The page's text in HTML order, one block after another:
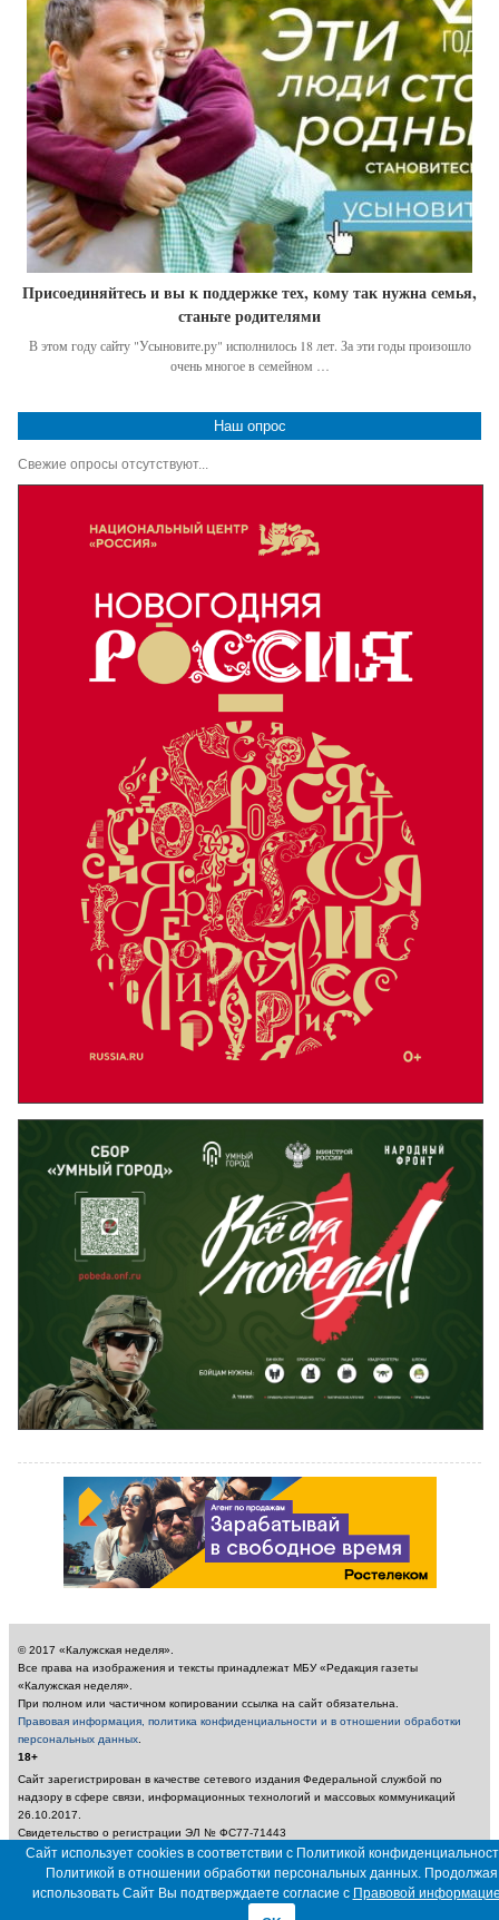
Присоединяйтесь и вы к поддержке тех, кому так нужна семья,
станьте родителями
В этом году сайту "Усыновите.ру" исполнилось 18 лет. За эти годы произошло
очень многое в семейном …
Наш опрос
Свежие опросы отсутствуют...
© 2017 «Калужская неделя».
Все права на изображения и тексты принадлежат МБУ «Редакция газеты
«Калужская неделя».
При полном или частичном копировании ссылка на сайт обязательна.
Правовая информация, политика конфиденциальности и в отношении обработки
персональных данных.
18+
Сайт зарегистрирован в качестве сетевого издания Федеральной службой по
надзору в сфере связи, информационных технологий и массовых коммуникаций
26.10.2017.
Свидетельство о регистрации ЭЛ № ФС77-71443
Учредитель: Муниципальное бюджетное учреждение «Редакция газеты «Калужская
неделя»
Главный редактор: Амбарцумян А. Ю. / Электронный адрес редакции:
nedelya_kaluga@adm.kaluga.ru / Телефон редакции: 400-424
Сайт использует cookies в соответствии с Политикой
Политикой в отношении обработки персональных данных. Продолжая
использовать Сайт Вы подтверждаете согласие с Правовой